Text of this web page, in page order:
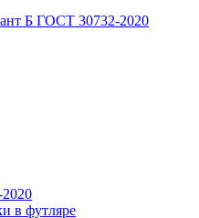
Б ГОСТ 30732-2020
в футляре